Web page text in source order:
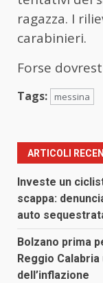
ragazza. I
carabinieri.
Forse
Tags: messina
ARTICOLI
Investe un
scappa:
auto
Bolzano prima
Reggio
dell’inflazione